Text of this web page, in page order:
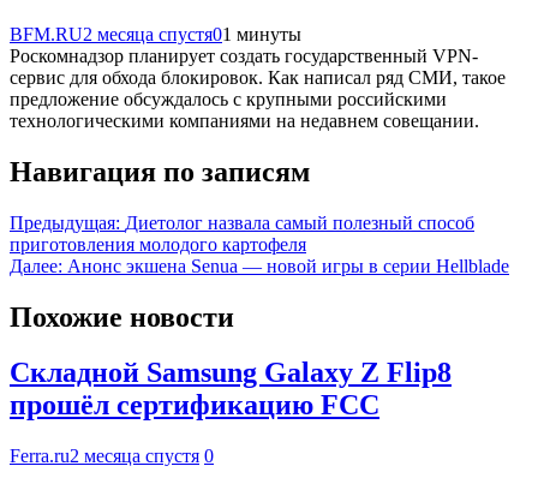
BFM.RU2 месяца спустя01 минуты
Роскомнадзор планирует создать государственный VPN-
сервис для обхода блокировок. Как написал ряд СМИ, такое
предложение обсуждалось с крупными российскими
технологическими компаниями на недавнем совещании.
Навигация по записям
Предыдущая: Диетолог назвала самый полезный способ
приготовления молодого картофеля
Далее: Анонс экшена Senua — новой игры в серии Hellblade
Похожие новости
Складной Samsung Galaxy Z Flip8
прошёл сертификацию FCC
Ferra.ru2 месяца спустя 0